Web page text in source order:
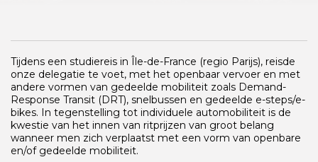
Tijdens een studiereis in Île-de-France (regio Parijs), reisde
onze delegatie te voet, met het openbaar vervoer en met
andere vormen van gedeelde mobiliteit zoals Demand-
Response Transit (DRT), snelbussen en gedeelde e-steps/e-
bikes. In tegenstelling tot individuele automobiliteit is de
kwestie van het innen van ritprijzen van groot belang
wanneer men zich verplaatst met een vorm van openbare
en/of gedeelde mobiliteit.